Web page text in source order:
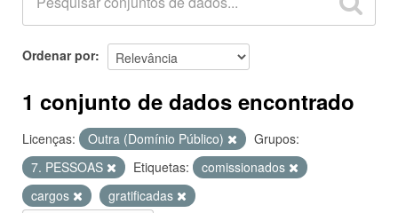
Ordenar por
1 conjunto de dados encontrado
Licenças: Outra (Domínio Público)
Grupos:
7. PESSOAS
Etiquetas:
comissionados
cargos
gratificadas